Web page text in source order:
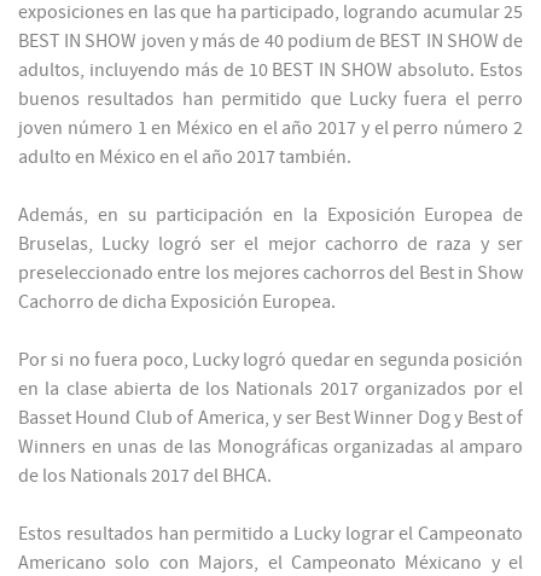
exposiciones en las que ha participado, logrando acumular 25
BEST IN SHOW joven y más de 40 podium de BEST IN SHOW de
adultos, incluyendo más de 10 BEST IN SHOW absoluto. Estos
buenos resultados han permitido que Lucky fuera el perro
joven número 1 en México en el año 2017 y el perro número 2
adulto en México en el año 2017 también.
Además, en su participación en la Exposición Europea de
Bruselas, Lucky logró ser el mejor cachorro de raza y ser
preseleccionado entre los mejores cachorros del Best in Show
Cachorro de dicha Exposición Europea.
Por si no fuera poco, Lucky logró quedar en segunda posición
en la clase abierta de los Nationals 2017 organizados por el
Basset Hound Club of America, y ser Best Winner Dog y Best of
Winners en unas de las Monográficas organizadas al amparo
de los Nationals 2017 del BHCA.
Estos resultados han permitido a Lucky lograr el Campeonato
Americano solo con Majors, el Campeonato Méxicano y el